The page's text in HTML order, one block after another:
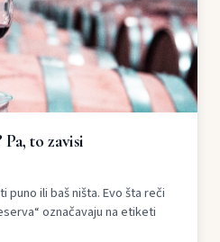
to zavisi
puno ili baš ništa. Evo šta reči
označavaju na etiketi